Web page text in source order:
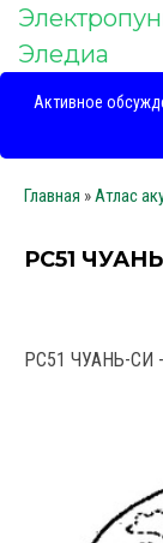
Эледиа
Активное
Главная »Атлас
РС51
РС51 ЧУАНЬ-СИ -